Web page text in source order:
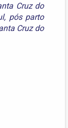
Cruz do
, pós parto
Cruz do